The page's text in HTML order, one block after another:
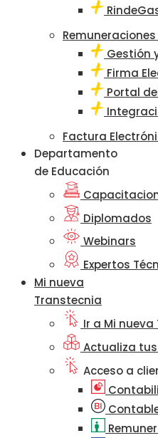
Gestión
Firma
Portal
Factura
Departamento
de Educación
Diplomados
Webinars
Expertos
Mi nueva
Transtecnia
Ir a Mi
Actualiza
Acceso a